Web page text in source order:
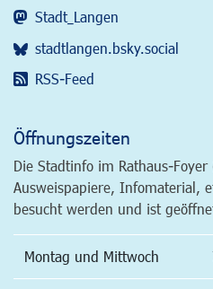
Stadt_Langen
stadtlangen.bsky.social
RSS-Feed
Öffnungszeiten
Die Stadtinfo im Rathaus-
Ausweispapiere, Infomaterial,
besucht werden und ist
Montag und Mittwoch